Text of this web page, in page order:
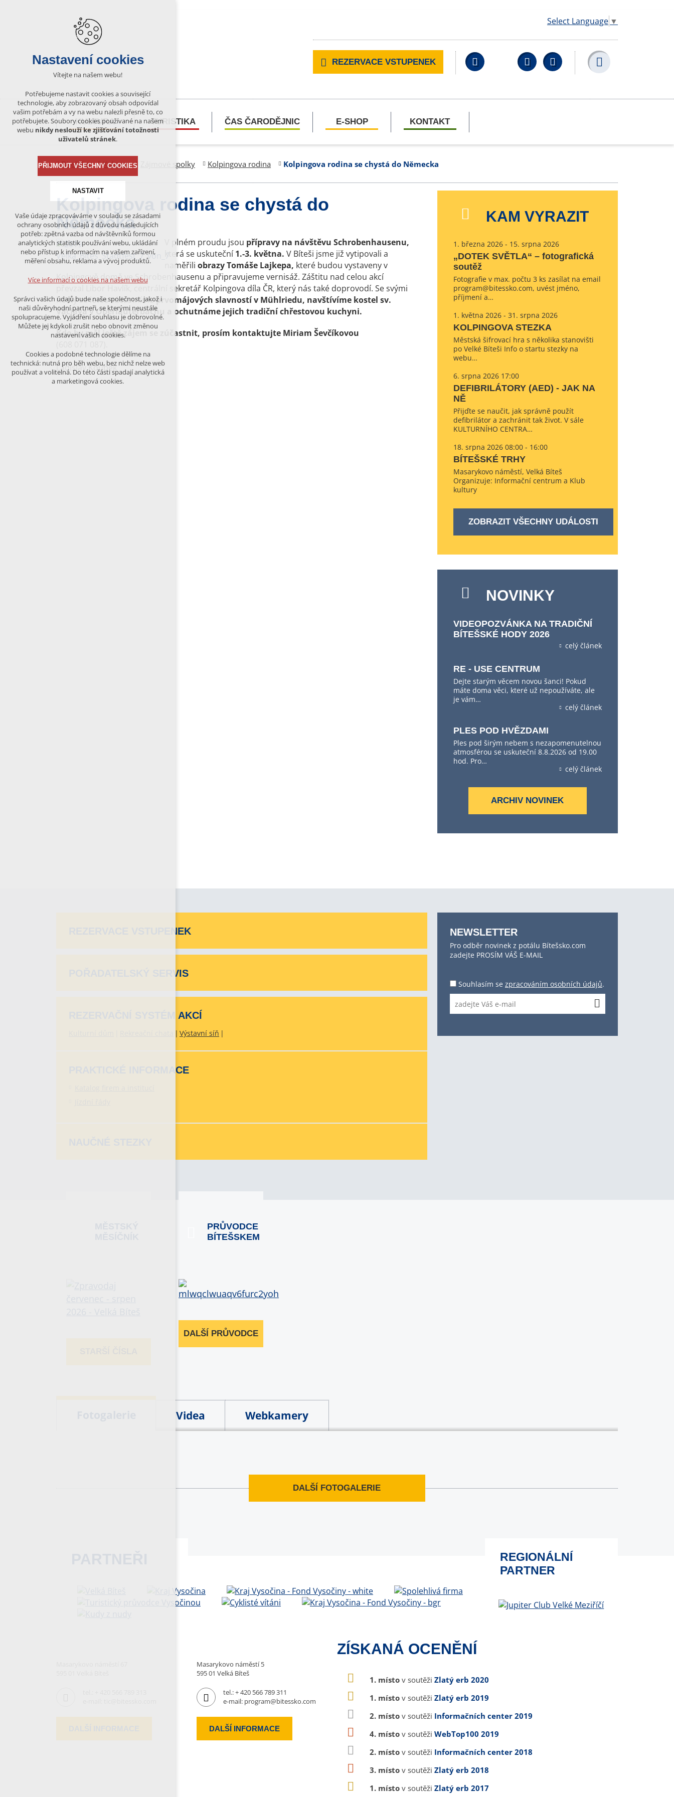
Select Language ▼
REZERVACE VSTUPENEK Facebook YouTubeWikipedia
KULTURA TURISTIKA ČAS ČARODĚJNIC E-SHOP KONTAKT
Bítešsko Kultura Zájmové spolky Kolpingova rodina Kolpingova rodina se chystá do Německa
Kolpingova rodina se chystá do
Německa
V plném proudu jsou přípravy na návštěvu Schrobenhausenu,
která se uskuteční1.-3. května. V Bíteši jsme již vytipovali a
naměřili obrazy Tomáše Lajkepa, které budou vystaveny v
Kolpingově domě ve Schrobenhausenu a připravujeme vernisáž. Záštitu nad celou akcí
převzal Libor Havlík, centrální sekretář Kolpingova díla ČR, který nás také doprovodí. Se svými
hosty se letos zúčastnímeprvomájových slavností v Mühlriedu, navštívíme kostel sv.
Václava v Oberlauterbachu a ochutnáme jejich tradiční chřestovou kuchyni.
Kdo by měl ještě zájem se zúčastnit, prosím kontaktujte Miriam Ševčíkovou
Ladislav Koubek
KAM VYRAZIT
1. března 2026 - 15. srpna 2026
„DOTEK SVĚTLA“ – fotografická
soutěž
Fotografie v max. počtu 3 ks zasílat na email
program@bitessko.com, uvést jméno,
příjmení a…
1. května 2026 - 31. srpna 2026
KOLPINGOVA STEZKA
Městská šifrovací hra s několika stanovišti
po Velké Bíteši Info o startu stezky na
webu…
6. srpna 2026 17:00
DEFIBRILÁTORY (AED) - JAK NA
NĚ
Přijďte se naučit, jak správně použít
defibrilátor a zachránit tak život. V sále
KULTURNÍHO CENTRA…
18. srpna 2026 08:00 - 16:00
BÍTEŠSKÉ TRHY
Masarykovo náměstí, Velká Bíteš
Organizuje: Informační centrum a Klub
kultury
ZOBRAZIT VŠECHNY UDÁLOSTI
NOVINKY
VIDEOPOZVÁNKA NA TRADIČNÍ
BÍTEŠSKÉ HODY 2026
celý článek
RE - USE CENTRUM
Dejte starým věcem novou šanci! Pokud
máte doma věci, které už nepoužíváte, ale
je vám…
celý článek
PLES POD HVĚZDAMI
Ples pod širým nebem s nezapomenutelnou
atmosférou se uskuteční 8.8.2026 od 19.00
hod. Pro…
celý článek
ARCHIV NOVINEK
REZERVACE VSTUPENEK
POŘADATELSKÝ SERVIS
REZERVAČNÍ SYSTÉM AKCÍ
Výstavní síň
PRAKTICKÉ INFORMACE
NEWSLETTER
Pro odběr novinek z potálu Bítešsko.com
zadejte PROSÍM VÁŠ E-MAIL
Souhlasím se zpracováním osobních údajů.
PRŮVODCE
BÍTEŠSKEM
DALŠÍ PRŮVODCE
Videa Webkamery
DALŠÍ FOTOGALERIE
REGIONÁLNÍ
PARTNER
Masarykovo náměstí 5
595 01 Velká Bíteš
tel.:+ 420 566 789 311
e-mail: program@bitessko.com
DALŠÍ INFORMACE
ZÍSKANÁ OCENĚNÍ
1. místo v soutěži Zlatý erb 2020
1. místo v soutěži Zlatý erb 2019
2. místo v soutěži Informačních center 2019
4. místo v soutěži WebTop100 2019
2. místo v soutěži Informačních center 2018
3. místo v soutěži Zlatý erb 2018
1. místo v soutěži Zlatý erb 2017
Nastavení cookies
Vítejte na našem webu!
Potřebujeme nastavit cookies a související
technologie, aby zobrazovaný obsah odpovídal
vašim potřebám a vy na webu nalezli přesně to, co
potřebujete. Soubory cookies používané na našem
webu nikdy neslouží ke zjišťování totožnosti
uživatelů stránek.
PŘIJMOUT VŠECHNY COOKIES
NASTAVIT
Technická cookies
nutná pro provozování webu
udržení kontextu stránek (session):
případná přihlášení, volby jazyka, apod.
analytická pro anonymizované
vyhodnocení návštěvnosti
marketingová cookies (Google)
Více informací o cookies na našem webu
ODMÍTNOUT VŠE
Vaše údaje zpracováváme v souladu se zásadami
ochrany osobních údajů z důvodu následujících
potřeb: zpětná vazba od návštěvníků formou
analytických statistik používání webu, ukládání
nebo přístup k informacím na vašem zařízení,
měření obsahu, reklama a vývoj produktů.
Více informací o cookies na našem webu
Správci vašich údajů bude naše společnost, jakož i
naši důvěryhodní partneři, se kterými neustále
spolupracujeme. Vyjádření souhlasu je dobrovolné.
Můžete jej kdykoli zrušit nebo obnovit změnou
nastavení vašich cookies.
Cookies a podobné technologie dělíme na
technická: nutná pro běh webu, bez nichž nelze web
používat a volitelná. Do této části spadají analytická
a marketingová cookies.